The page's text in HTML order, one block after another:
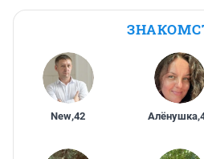
New,42 Алёнушка,